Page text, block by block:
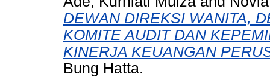
DEWAN DIREKSI WANITA,
KOMITE AUDIT DAN
KINERJA KEUANGAN
Bung Hatta.